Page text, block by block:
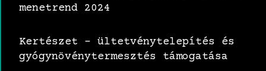
menetrend 2024
Kertészet – ültetvénytelepítés és
gyógynövénytermesztés támogatása